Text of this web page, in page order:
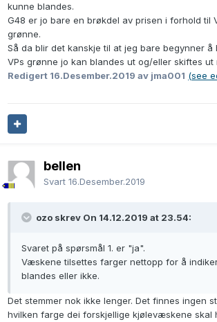
kunne blandes.
G48 er jo bare en brøkdel av prisen i forhold til
grønne.
Så da blir det kanskje til at jeg bare begynner å
VPs grønne jo kan blandes ut og/eller skiftes ut
Redigert 16.Desember.2019 av jma001 (see
bellen
Svart 16.Desember.2019
ozo skrev On 14.12.2019 at 23.54:
Svaret på spørsmål 1. er "ja".
Væskene tilsettes farger nettopp for å
blandes eller ikke.
Det stemmer nok ikke lenger. Det finnes ingen
hvilken farge dei forskjellige kjølevæskene skal